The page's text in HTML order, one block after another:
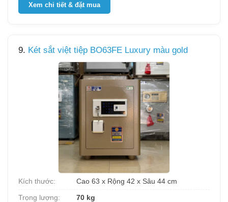
Xem chi tiết & đặt mua
9. Két sắt việt tiệp BO63FE Luxury màu gold
Kích thước:
Cao 63 x Rộng 42 x Sâu 44 cm
Trọng lượng:
70 kg